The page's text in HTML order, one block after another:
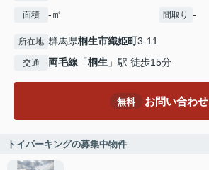
面積 -㎡ 間取り -
所在地 群馬県桐生市織姫町3-11
交通 両毛線 「桐生 」駅 徒歩15分
無料 お問い合わせ
トイパーキングの募集中物件